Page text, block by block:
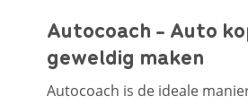
Autocoach - Auto
geweldig maken
Autocoach is de ideale